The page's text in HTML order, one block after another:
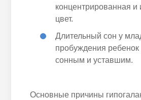
концентрированная
цвет.
Длительный сон у
пробуждения ребенок
сонным и уставшим.
Основные причины